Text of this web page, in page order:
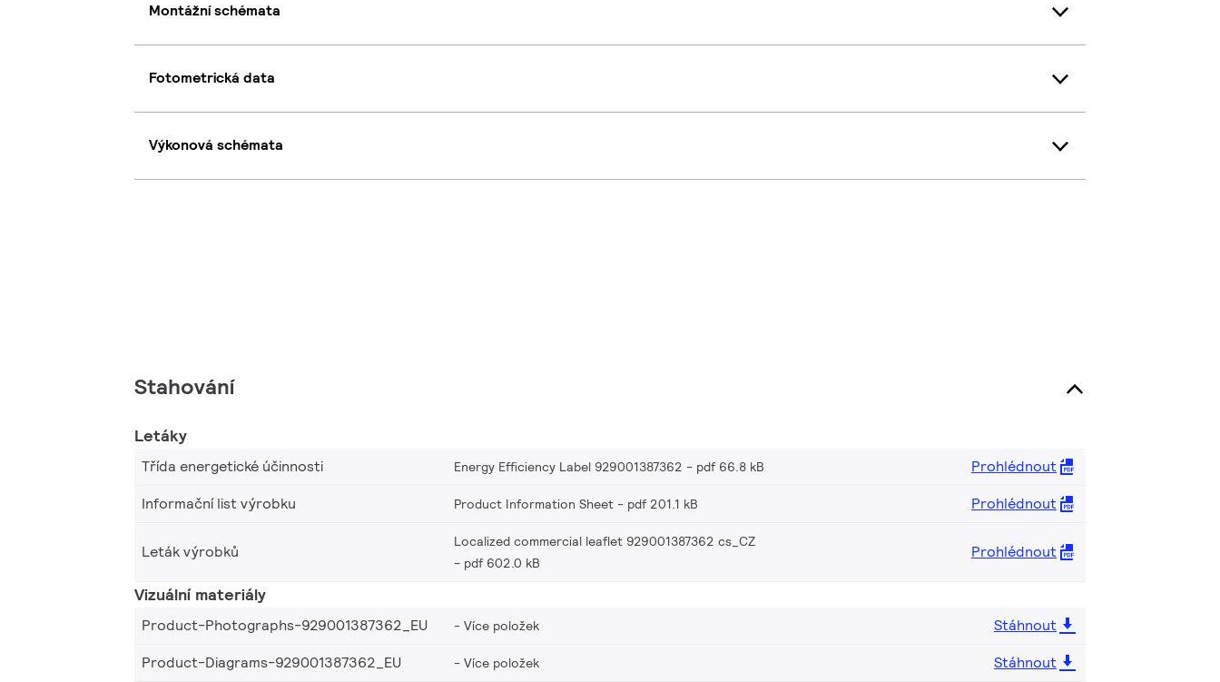
Montážní schémata
Fotometrická data
Výkonová schémata
Stahování
Letáky
Třída energetické účinnosti Energy Efficiency Label 929001387362 pdf 66.8 kB
Prohlédnout
Informační list výrobku
Product Information Sheet pdf 201.1 kB Prohlédnout
Leták výrobků
Localized commercial leaflet 929001387362 cs_CZ
pdf 602.0 kB
Prohlédnout
Vizuální materiály
Product-Photographs-929001387362_EU Více položek
Stáhnout
Product-Diagrams-929001387362_EU
Více položek Stáhnout